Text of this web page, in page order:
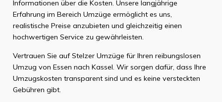
Informationen über die Kosten. Unsere langjährige
Erfahrung im Bereich Umzüge ermöglicht es uns,
realistische Preise anzubieten und gleichzeitig einen
hochwertigen Service zu gewährleisten.
Vertrauen Sie auf Stelzer Umzüge für Ihren reibungslosen
Umzug von Essen nach Kassel. Wir sorgen dafür, dass Ihre
Umzugskosten transparent sind und es keine versteckten
Gebühren gibt.